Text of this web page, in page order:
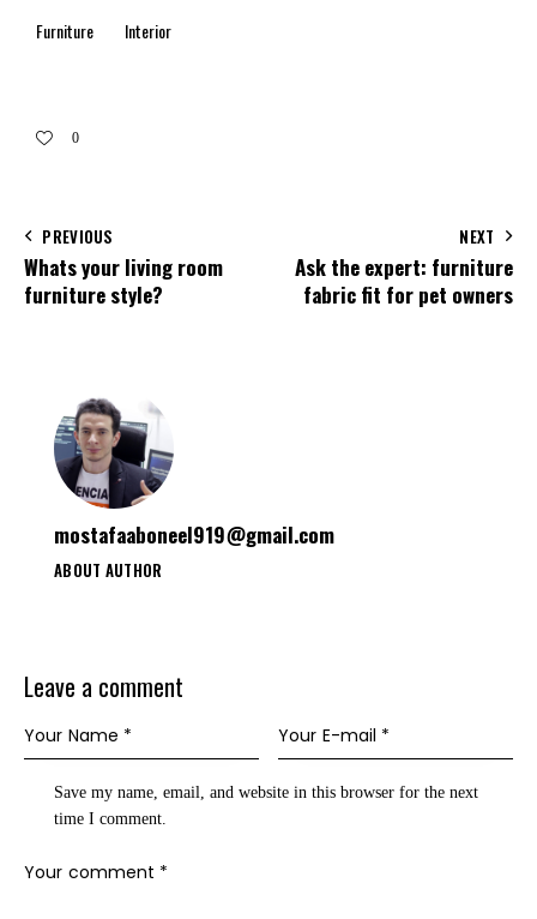
Furniture Interior
0
PREVIOUS
Whats your living room
furniture style?
NEXT
Ask the expert: furniture
fabric fit for pet owners
mostafaaboneel919@gmail.com
ABOUT AUTHOR
Leave a comment
Save my name, email, and website in this browser for the next
time I comment.